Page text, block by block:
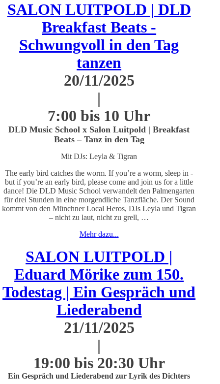
SALON LUITPOLD | DLD
Breakfast Beats -
Schwungvoll in den Tag
tanzen
20/11/2025
|
7:00 bis 10 Uhr
DLD Music School x Salon Luitpold | Breakfast
Beats – Tanz in den Tag
Mit DJs: Leyla & Tigran
The early bird catches the worm. If you’re a worm, sleep in -
but if you’re an early bird, please come and join us for a little
dance! Die DLD Music School verwandelt den Palmengarten
für drei Stunden in eine morgendliche Tanzfläche. Der Sound
kommt von den Münchner Local Heros, DJs Leyla und Tigran
– nicht zu laut, nicht zu grell, …
Mehr dazu...
SALON LUITPOLD |
Eduard Mörike zum 150.
Todestag | Ein Gespräch und
Liederabend
21/11/2025
|
19:00 bis 20:30 Uhr
Ein Gespräch und Liederabend zur Lyrik des Dichters